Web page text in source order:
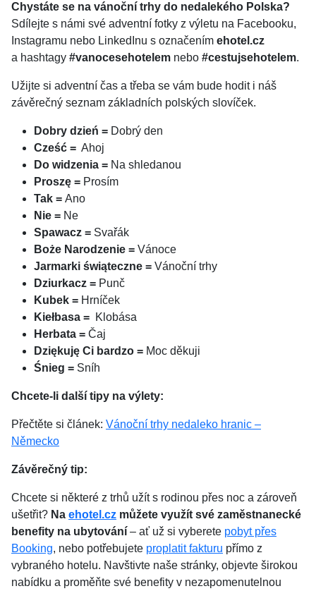
Chystáte se na vánoční trhy do nedalekého Polska?
Sdílejte s námi své adventní fotky z výletu na Facebooku,
Instagramu nebo LinkedInu s označením ehotel.cz
a hashtagy #vanocesehotelem nebo #cestujsehotelem.
Užijte si adventní čas a třeba se vám bude hodit i náš
závěrečný seznam základních polských slovíček.
Dobry dzień = Dobrý den
Cześć = Ahoj
Do widzenia = Na shledanou
Proszę = Prosím
Tak = Ano
Nie = Ne
Spawacz = Svařák
Boże Narodzenie = Vánoce
Jarmarki świąteczne = Vánoční trhy
Dziurkacz = Punč
Kubek = Hrníček
Kiełbasa = Klobása
Herbata = Čaj
Dziękuję Ci bardzo = Moc děkuji
Śnieg = Sníh
Chcete-li další tipy na výlety:
Přečtěte si článek: Vánoční trhy nedaleko hranic –
Německo
Závěrečný tip:
Chcete si některé z trhů užít s rodinou přes noc a zároveň
ušetřit? Na ehotel.cz můžete využít své zaměstnanecké
benefity na ubytování – ať už si vyberete pobyt přes
Booking, nebo potřebujete proplatit fakturu přímo z
vybraného hotelu. Navštivte naše stránky, objevte širokou
nabídku a proměňte své benefity v nezapomenutelnou